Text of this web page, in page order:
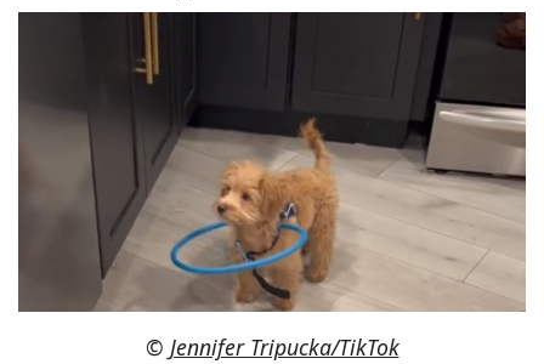
© Jennifer Tripucka/TikTok